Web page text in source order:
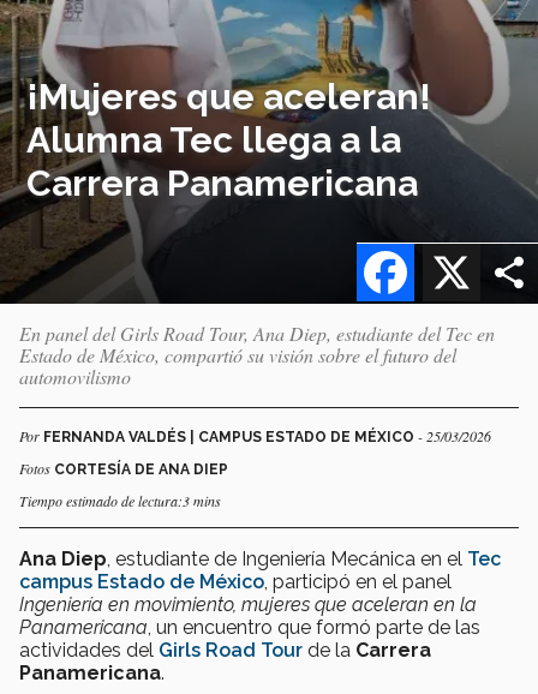
¡Mujeres que aceleran!
Alumna Tec llega a la
Carrera Panamericana
X
Facebook
En panel del Girls Road Tour, Ana Diep, estudiante del Tec en
Estado de México, compartió su visión sobre el futuro del
automovilismo
Por FERNANDA VALDÉS | CAMPUS ESTADO DE MÉXICO - 25/03/2026
Fotos CORTESÍA DE ANA DIEP
Tiempo estimado de lectura:3 mins
Ana Diep , estudiante de Ingeniería Mecánica en el Tec
campus Estado de México , participó en el panel
Ingeniería en movimiento, mujeres que aceleran en la
Panamericana , un encuentro que formó parte de las
actividades del Girls Road Tour de la Carrera
Panamericana.